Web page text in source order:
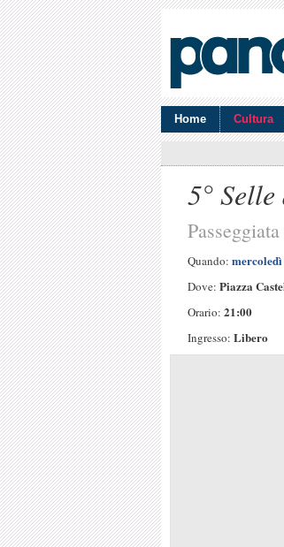
Home Cultura
5°
Quando: mercoledì
Dove: Piazza
Orario: 21:00
Ingresso: Libero